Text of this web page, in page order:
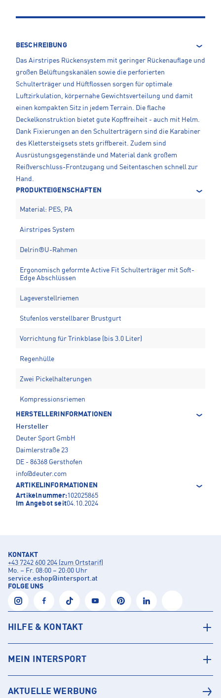
BESCHREIBUNG
Das Airstripes Rückensystem mit geringer Rückenauflage und
großen Belüftungskanälen sowie die perforierten
Schulterträger und Hüftflossen sorgen für optimale
Luftzirkulation, körpernahe Gewichtsverteilung und damit
einen kompakten Sitz in jedem Terrain. Die flache
Deckelkonstruktion bietet gute Kopffreiheit - auch mit Helm.
Dank Fixierungen an den Schulterträgern sind die Karabiner
des Klettersteigsets stets griffbereit. Zudem sind
Ausrüstungsgegenstände und Material dank großem
Reißverschluss-Frontzugang und Seitentaschen schnell zur
Hand.
PRODUKTEIGENSCHAFTEN
Material: PES, PA
Airstripes System
Delrin®U-Rahmen
Ergonomisch geformte Active Fit Schulterträger mit Soft-
Edge Abschlüssen
Lageverstellriemen
Stufenlos verstellbarer Brustgurt
Vorrichtung für Trinkblase (bis 3.0 Liter)
Regenhülle
Zwei Pickelhalterungen
Kompressionsriemen
HERSTELLERINFORMATIONEN
Hersteller
Deuter Sport GmbH
Daimlerstraße 23
DE - 86368 Gersthofen
info@deuter.com
ARTIKELINFORMATIONEN
Artikelnummer:102025865
Im Angebot seit04.10.2024
KONTAKT
+43 7242 600 204 (zum Ortstarif)
Mo. – Fr. 08:00 – 20:00 Uhr
service.eshop@intersport.at
FOLGE UNS
HILFE & KONTAKT
MEIN INTERSPORT
AKTUELLE WERBUNG